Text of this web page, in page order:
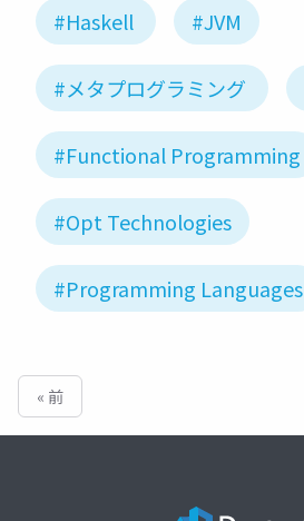
#Haskell #JVM
#メタプログラミング
#Functional Programming
#Opt Technologies
#Programming Languages
« 前